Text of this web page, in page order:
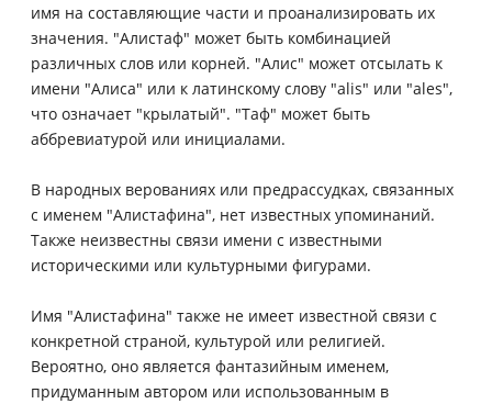
имя на составляющие части и проанализировать их
значения. "Алистаф" может быть комбинацией
различных слов или корней. "Алис" может отсылать к
имени "Алиса" или к латинскому слову "alis" или "ales",
что означает "крылатый". "Таф" может быть
аббревиатурой или инициалами.
В народных верованиях или предрассудках, связанных
с именем "Алистафина", нет известных упоминаний.
Также неизвестны связи имени с известными
историческими или культурными фигурами.
Имя "Алистафина" также не имеет известной связи с
конкретной страной, культурой или религией.
Вероятно, оно является фантазийным именем,
придуманным автором или использованным в